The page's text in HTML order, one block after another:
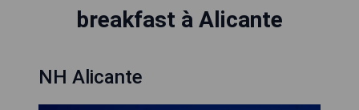
breakfast à Alicante
NH Alicante